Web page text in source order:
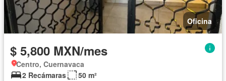
Oficina
$ 5,800 MXN/mes
Centro, Cuernavaca
2 Recámaras
50 m²